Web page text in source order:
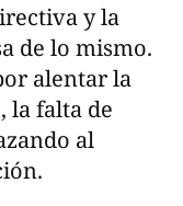
y la
de lo mismo.
alentar la
la falta de
al